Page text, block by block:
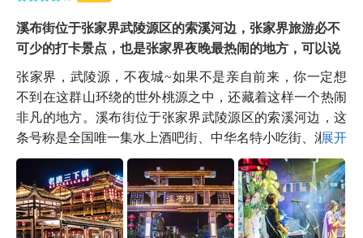
溪布街位于张家界武陵源区的索溪河边，张家界旅游必不
可少的打卡景点，也是张家界夜晚最热闹的地方，可以说
张家界，武陵源，不夜城~如果不是亲自前来，你一定想
不到在这群山环绕的世外桃源之中，还藏着这样一个热闹
非凡的地方。溪布街位于张家界武陵源区的索溪河边，这
条号称是全国唯一集水上酒吧街、中华名特小吃街、湘...
展开